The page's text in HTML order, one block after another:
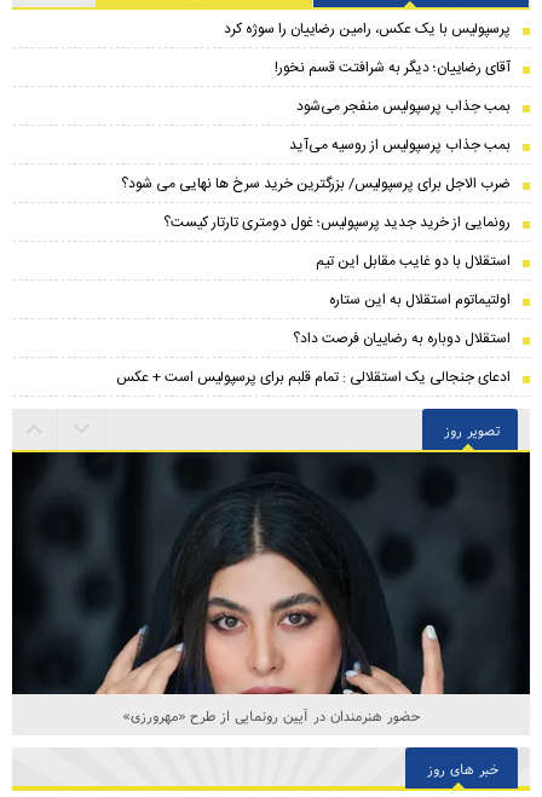
پرسپولیس با یک عکس، رامین رضاییان را سوژه کرد
آقای رضاییان؛ دیگر به شرافتت قسم نخور!
بمب جذاب پرسپولیس منفجر می‌شود
بمب جذاب پرسپولیس از روسیه می‌آید
ضرب الاجل برای پرسپولیس/ بزرگترین خرید سرخ ها نهایی می شود؟
رونمایی از خرید جدید پرسپولیس؛ غول دومتری تارتار کیست؟
استقلال با دو غایب مقابل این تیم
اولتیماتوم استقلال به این ستاره
استقلال دوباره به رضاییان فرصت داد؟
ادعای جنجالی یک استقلالی : تمام قلبم برای پرسپولیس است + عکس
تصویر روز
حضور هنرمندان در آیین رونمایی از طرح «مهرورزی»
خبر های روز